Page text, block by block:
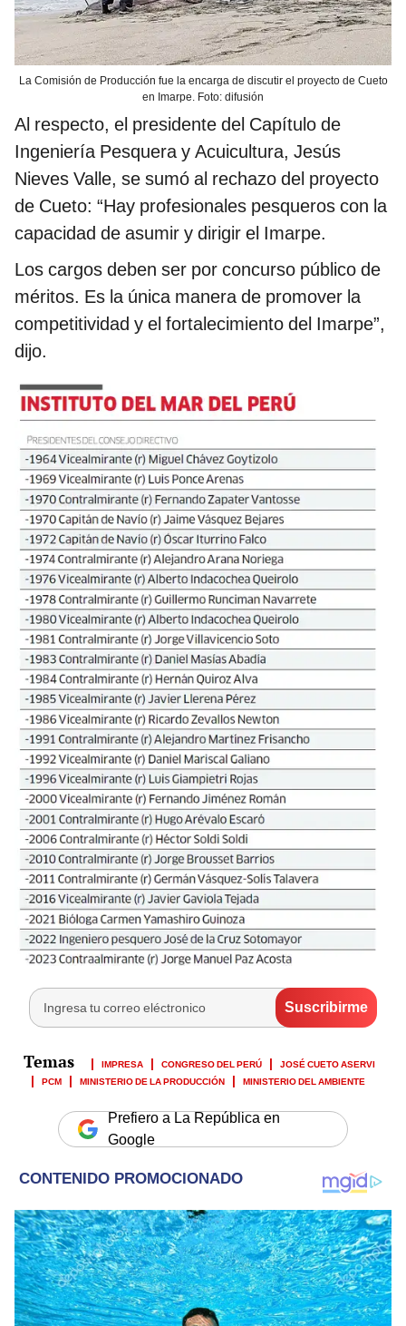
La Comisión de Producción fue la encarga de discutir el proyecto de Cueto
en Imarpe. Foto: difusión
Al respecto, el presidente del Capítulo de
Ingeniería Pesquera y Acuicultura, Jesús
Nieves Valle, se sumó al rechazo del proyecto
de Cueto: “Hay profesionales pesqueros con la
capacidad de asumir y dirigir el Imarpe.
Los cargos deben ser por concurso público de
méritos. Es la única manera de promover la
competitividad y el fortalecimiento del Imarpe”,
dijo.
IMPRESA CONGRESO DEL PERÚ
JOSÉ CUETO ASERVI
PCM
MINISTERIO DE LA PRODUCCIÓN MINISTERIO DEL AMBIENTE
Prefiero a La República en
Google